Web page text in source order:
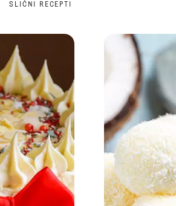
SLIČNI RECEPTI